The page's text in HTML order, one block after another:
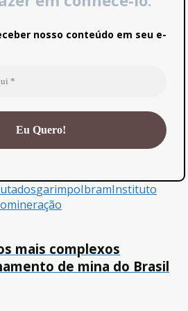
nosso conteúdo em seu e-
garimpoIbramInstituto
mineração
mais complexos
de mina do Brasil